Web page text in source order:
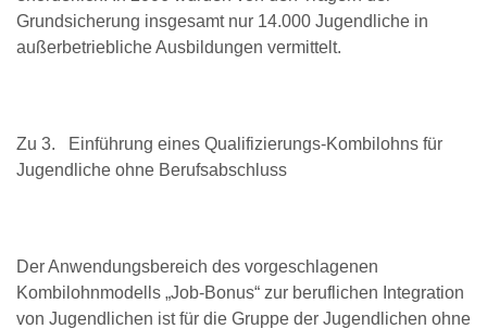
Grundsicherung insgesamt nur 14.000 Jugendliche in
außerbetriebliche Ausbildungen vermittelt.
Zu 3. Einführung eines Qualifizierungs-Kombilohns für
Jugendliche ohne Berufsabschluss
Der Anwendungsbereich des vorgeschlagenen
Kombilohnmodells „Job-Bonus“ zur beruflichen Integration
von Jugendlichen ist für die Gruppe der Jugendlichen ohne